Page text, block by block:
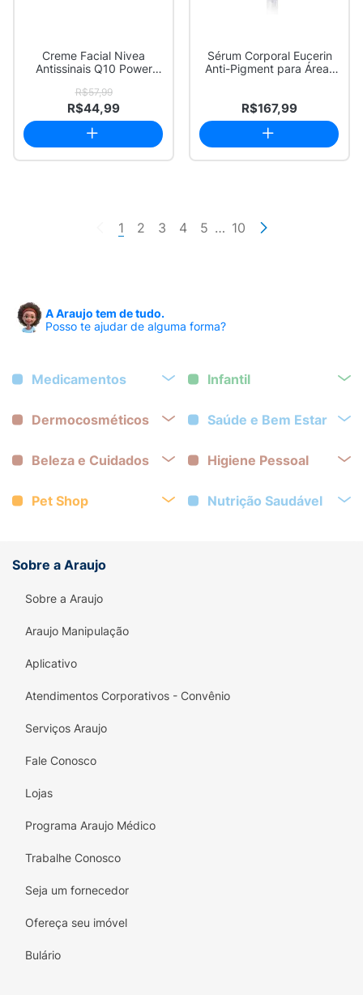
Creme Facial Nivea
Antissinais Q10 Power
R$57,99
R$44,99
Sérum Corporal Eucerin
Anti-Pigment para Áreas
R$167,99
1 2 3 4 5 … 10
A Araujo tem de tudo.
Posso te ajudar de alguma forma?
Medicamentos Infantil
Dermocosméticos Saúde e Bem Estar
Beleza e Cuidados Higiene Pessoal
Pet Shop Nutrição Saudável
Sobre a Araujo
Sobre a Araujo
Araujo Manipulação
Aplicativo
Atendimentos Corporativos - Convênio
Serviços Araujo
Fale Conosco
Lojas
Programa Araujo Médico
Trabalhe Conosco
Seja um fornecedor
Ofereça seu imóvel
Bulário